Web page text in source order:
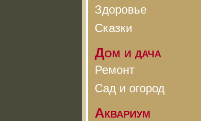
Здоровье
Сказки
Дом и дача
Ремонт
Сад и огород
Аквариум